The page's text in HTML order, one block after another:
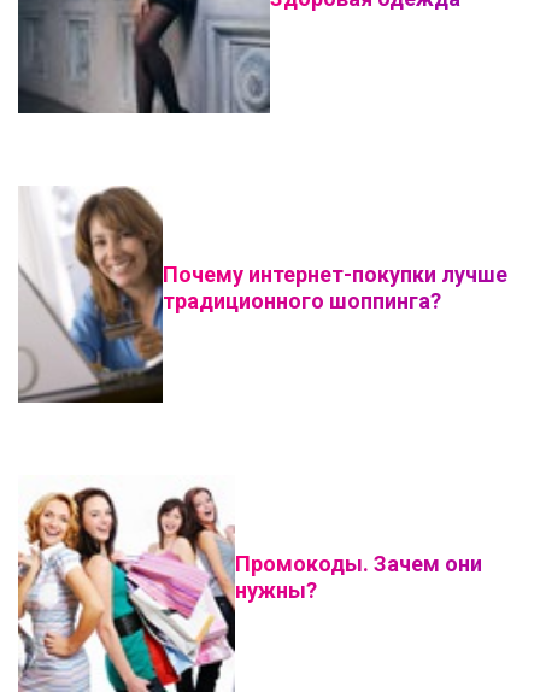
Почему интернет-покупки лучше
традиционного шоппинга?
Промокоды. Зачем они
нужны?